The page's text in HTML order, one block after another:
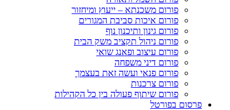
פורום משכנתא – ייעוץ ומיחזור
פורום איכות סביבת המגורים
פורום גינון ותיכנון נוף
פורום ניהול תקציב משק הבית
פורום עיצוב ופאנג שואי
פורום דיני משפחה
פורום פנאי ועשה זאת בעצמך
פורום צרכנות
פורום שיתוף פעולה בין כל הקהילות
פרסום בפורטל